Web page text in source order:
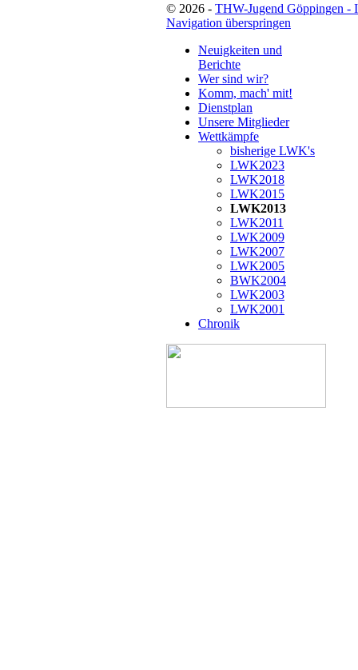
© 2026 - THW-Jugend Göppingen -
Navigation überspringen
Neuigkeiten und
Berichte
Wer sind wir?
Komm, mach' mit!
Dienstplan
Unsere Mitglieder
Wettkämpfe
bisherige LWK's
LWK2023
LWK2018
LWK2015
LWK2013
LWK2011
LWK2009
LWK2007
LWK2005
BWK2004
LWK2003
LWK2001
Chronik